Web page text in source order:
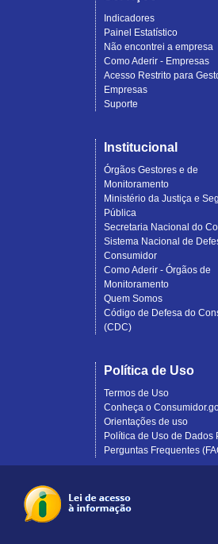
Indicadores
Painel Estatístico
Não encontrei a empresa
Como Aderir - Empresas
Acesso Restrito para
Empresas
Suporte
Institucional
Órgãos Gestores e de
Monitoramento
Ministério da Justiça e
Pública
Secretaria Nacional do
Sistema Nacional de
Consumidor
Como Aderir - Órgãos de
Monitoramento
Quem Somos
Código de Defesa do
(CDC)
Política de Uso
Termos de Uso
Conheça o
Orientações de uso
Política de Uso de Dados
Perguntas Frequentes